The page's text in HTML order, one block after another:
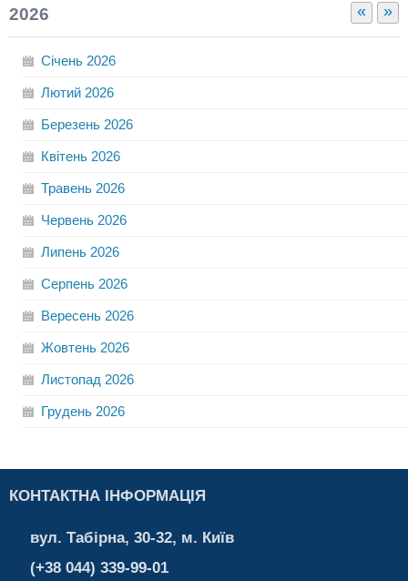
« »
2026
Січень 2026
Лютий 2026
Березень 2026
Квітень 2026
Травень 2026
Червень 2026
Липень 2026
Серпень 2026
Вересень 2026
Жовтень 2026
Листопад 2026
Грудень 2026
КОНТАКТНА ІНФОРМАЦІЯ
вул. Табірна, 30-32, м. Київ
(+38 044) 339-99-01